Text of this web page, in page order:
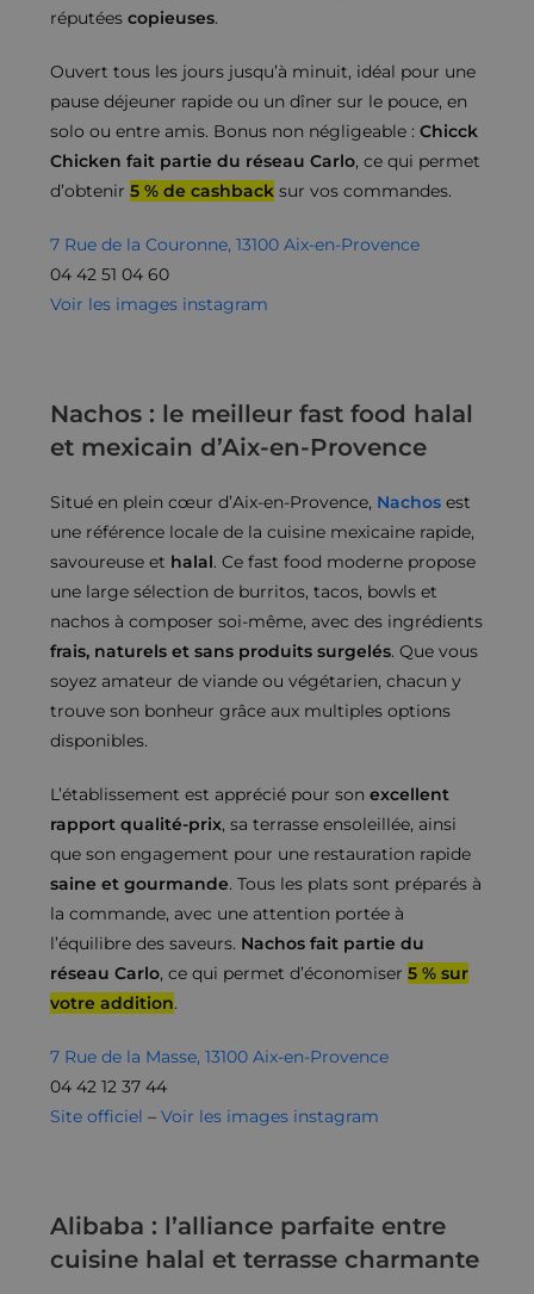
réputéescopieuses.
Ouvert tous les jours jusqu’à minuit, idéal pour une
pause déjeuner rapide ou un dîner sur le pouce, en
solo ou entre amis. Bonus non négligeable :Chicck
Chicken fait partie du réseau Carlo, ce qui permet
d’obtenir5 % de cashback sur vos commandes.
7 Rue de la Couronne, 13100 Aix-en-Provence
04 42 51 04 60
Voir les images instagram
Nachos : le meilleur fast food halal
et mexicain d’Aix-en-Provence
Situé en plein cœur d’Aix-en-Provence, Nachos est
une référence locale de la cuisine mexicaine rapide,
savoureuse et halal. Ce fast food moderne propose
une large sélection de burritos, tacos, bowls et
nachos à composer soi-même, avec des ingrédients
frais, naturels et sans produits surgelés. Que vous
soyez amateur de viande ou végétarien, chacun y
trouve son bonheur grâce aux multiples options
disponibles.
L’établissement est apprécié pour sonexcellent
rapport qualité-prix, sa terrasse ensoleillée, ainsi
que son engagement pour une restauration rapide
saine et gourmande. Tous les plats sont préparés à
la commande, avec une attention portée à
l’équilibre des saveurs. Nachos fait partie du
réseau Carlo, ce qui permet d’économiser5 % sur
votre addition.
7 Rue de la Masse, 13100 Aix-en-Provence
04 42 12 37 44
Site officiel –Voir les images instagram
Alibaba : l’alliance parfaite entre
cuisine halal et terrasse charmante